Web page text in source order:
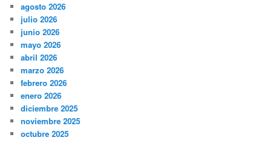
agosto 2026
julio 2026
junio 2026
mayo 2026
abril 2026
marzo 2026
febrero 2026
enero 2026
diciembre 2025
noviembre 2025
octubre 2025